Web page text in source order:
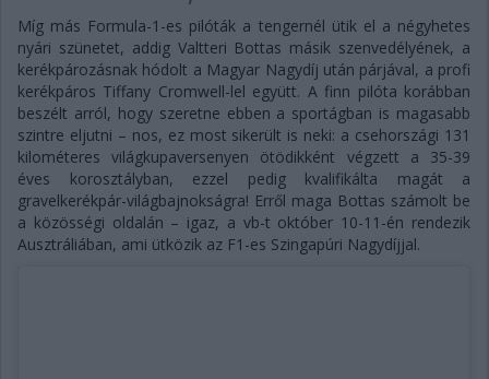
Míg más Formula-1-es pilóták a tengernél ütik el a négyhetes
nyári szünetet, addig Valtteri Bottas másik szenvedélyének, a
kerékpározásnak hódolt a Magyar Nagydíj után párjával, a profi
kerékpáros Tiffany Cromwell-lel együtt. A finn pilóta korábban
beszélt arról, hogy szeretne ebben a sportágban is magasabb
szintre eljutni – nos, ez most sikerült is neki: a csehországi 131
kilométeres világkupaversenyen ötödikként végzett a 35-39
éves korosztályban, ezzel pedig kvalifikálta magát a
gravelkerékpár-világbajnokságra! Erről maga Bottas számolt be
a közösségi oldalán – igaz, a vb-t október 10-11-én rendezik
Ausztráliában, ami ütközik az F1-es Szingapúri Nagydíjjal.